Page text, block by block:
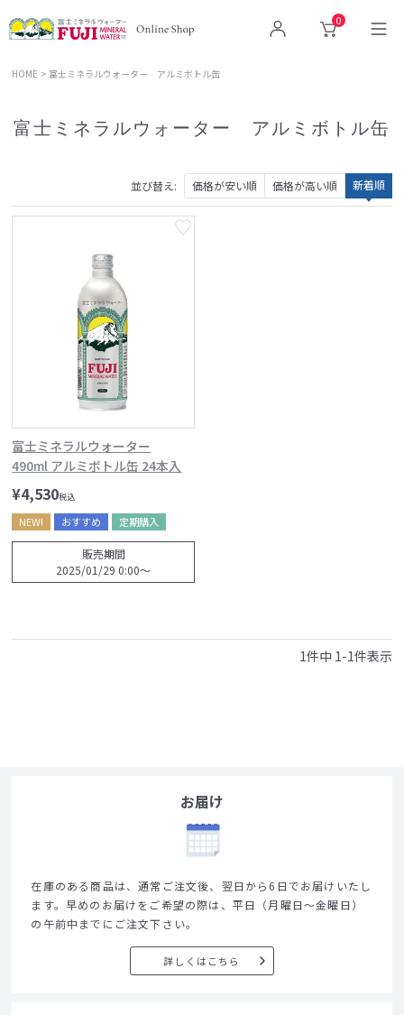
ログイン
0
カート
HOME 富士ミネラルウォーター アルミボトル缶
富士ミネラルウォーター アルミボトル缶
並び替え 価格が安い順 価格が高い順 新着順
富士ミネラルウォーター
490ml アルミボトル缶 24本入
¥4,530税込
NEW! おすすめ 定期購入
販売期間
2025/01/29 0:00〜
1件中 1-1件表示
お届け
在庫のある商品は、通常ご注文後、翌日から6日でお届けいたし
ます。早めのお届けをご希望の際は、平日（月曜日～金曜日）
の午前中までにご注文下さい。
詳しくはこちら